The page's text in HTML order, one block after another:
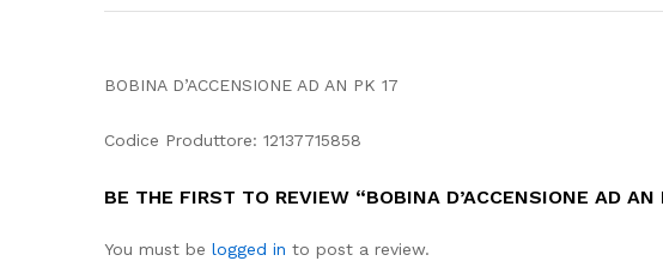
BOBINA D’ACCENSIONE AD AN PK 17
Codice Produttore: 12137715858
BE THE FIRST TO REVIEW “BOBINA D’ACCENSIONE AD
You must be logged in to post a review.